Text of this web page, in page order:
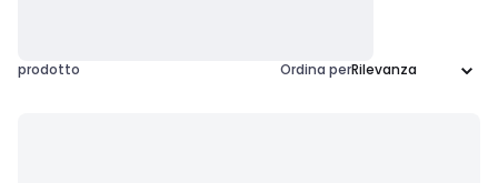
prodotto Ordina per